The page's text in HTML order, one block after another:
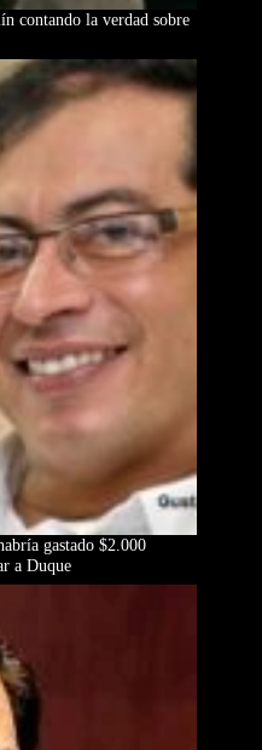
contando la verdad sobre
gastado $2.000
a Duque